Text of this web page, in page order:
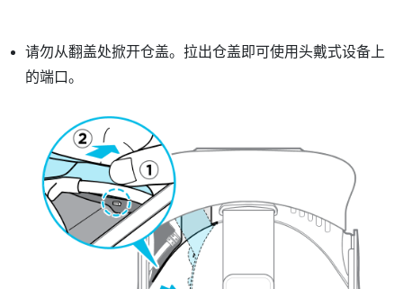
请勿从翻盖处掀开仓盖。拉出仓盖即可使用头戴式设备上
的端口。